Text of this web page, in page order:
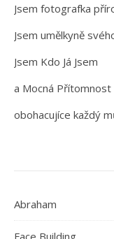
Jsem fotografka
Jsem umělkyně
Jsem Kdo Já Jsem
a Mocná
obohacujíce každý
Abraham
Face Building